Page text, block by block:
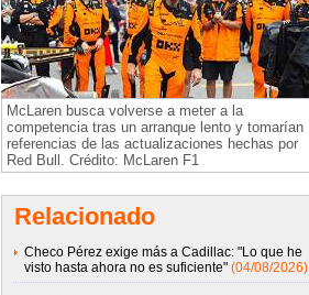
McLaren busca volverse a meter a la
competencia tras un arranque lento y tomarían
referencias de las actualizaciones hechas por
Red Bull. Crédito: McLaren F1
Relacionado
Checo Pérez exige más a Cadillac: "Lo que he
visto hasta ahora no es suficiente" (04/08/2026)